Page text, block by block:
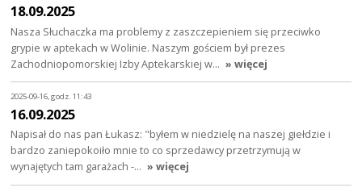
18.09.2025
Nasza Słuchaczka ma problemy z zaszczepieniem się przeciwko
grypie w aptekach w Wolinie. Naszym gościem był prezes
Zachodniopomorskiej Izby Aptekarskiej w… » więcej
2025-09-16, godz. 11:43
16.09.2025
Napisał do nas pan Łukasz: "byłem w niedzielę na naszej giełdzie i
bardzo zaniepokoiło mnie to co sprzedawcy przetrzymują w
wynajętych tam garażach -… » więcej